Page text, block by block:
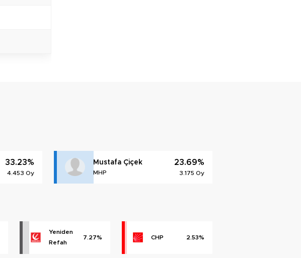
33.23%
4.453 Oy
Mustafa Çiçek
MHP
23.69%
3.175 Oy
Yeniden
Refah
7.27% CHP 2.53%